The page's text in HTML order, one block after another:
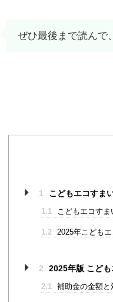
ぜひ最後まで読んで
1 こどもエコすま
1.1 こどもエコす
1.2 2025年こども
2 2025年版 こど
2.1 補助金の金額